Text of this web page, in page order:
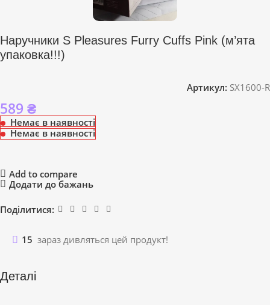
Наручники S Pleasures Furry Cuffs Pink (м’ята
упаковка!!!)
Артикул: SX1600-R
589 ₴
Немає в наявності
Немає в наявності
Add to compare
Додати до бажань
Поділитися:
15 зараз дивляться цей продукт!
Деталі